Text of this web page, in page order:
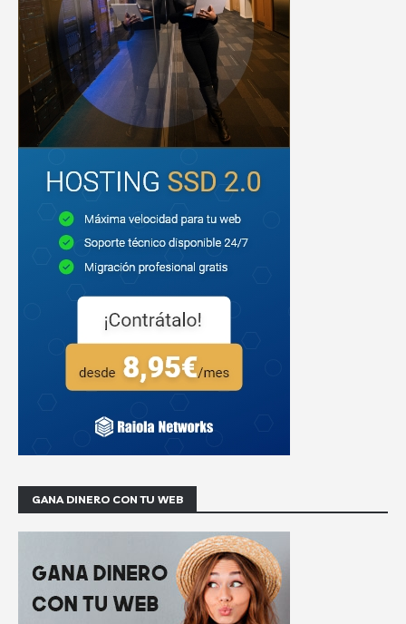
GANA DINERO CON TU WEB